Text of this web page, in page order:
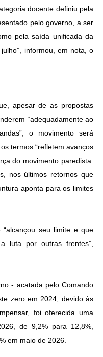
docente definiu pela
pelo governo, a ser
pela saída unificada da
informou, em nota, o
apesar de as propostas
“adequadamente ao
o movimento será
termos “refletem avanços
do movimento paredista.
nos últimos retornos que
aponta para os limites
seu limite e que
luta por outras frentes”,
- acatada pelo Comando
zero em 2024, devido às
foi oferecida uma
de 9,2% para 12,8%,
em maio de 2026.